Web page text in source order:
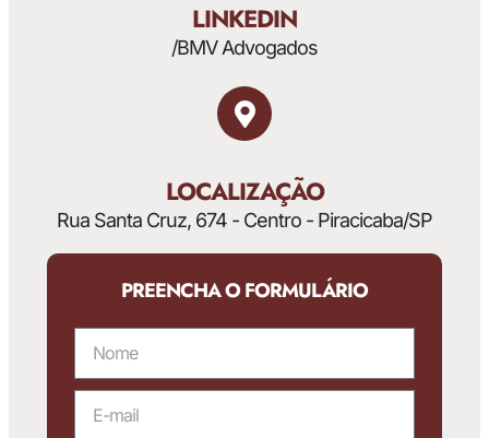
LINKEDIN
/BMV Advogados
LOCALIZAÇÃO
Rua Santa Cruz, 674 - Centro - Piracicaba/SP
PREENCHA O FORMULÁRIO